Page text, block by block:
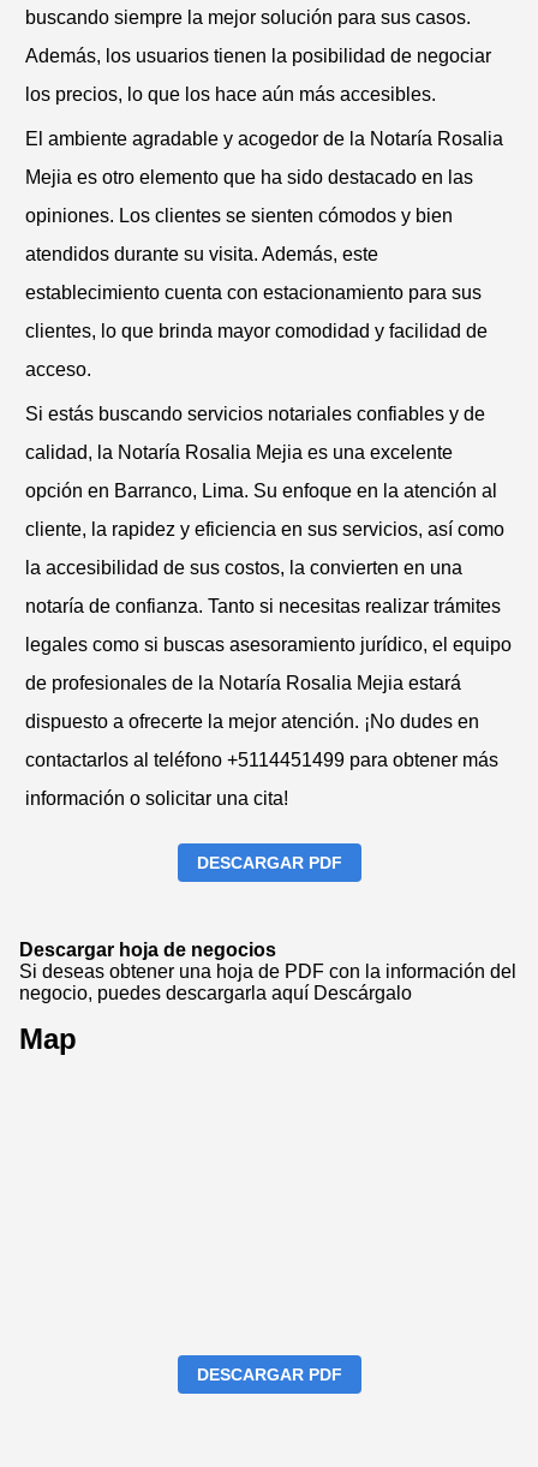
buscando siempre la mejor solución para sus casos.
Además, los usuarios tienen la posibilidad de negociar
los precios, lo que los hace aún más accesibles.
El ambiente agradable y acogedor de la Notaría Rosalia
Mejia es otro elemento que ha sido destacado en las
opiniones. Los clientes se sienten cómodos y bien
atendidos durante su visita. Además, este
establecimiento cuenta con estacionamiento para sus
clientes, lo que brinda mayor comodidad y facilidad de
acceso.
Si estás buscando servicios notariales confiables y de
calidad, la Notaría Rosalia Mejia es una excelente
opción en Barranco, Lima. Su enfoque en la atención al
cliente, la rapidez y eficiencia en sus servicios, así como
la accesibilidad de sus costos, la convierten en una
notaría de confianza. Tanto si necesitas realizar trámites
legales como si buscas asesoramiento jurídico, el equipo
de profesionales de la Notaría Rosalia Mejia estará
dispuesto a ofrecerte la mejor atención. ¡No dudes en
contactarlos al teléfono +5114451499 para obtener más
información o solicitar una cita!
DESCARGAR PDF
Descargar hoja de negocios
Si deseas obtener una hoja de PDF con la información del
negocio, puedes descargarla aquí Descárgalo
Map
DESCARGAR PDF